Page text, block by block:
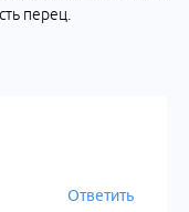
перец.
Ответить